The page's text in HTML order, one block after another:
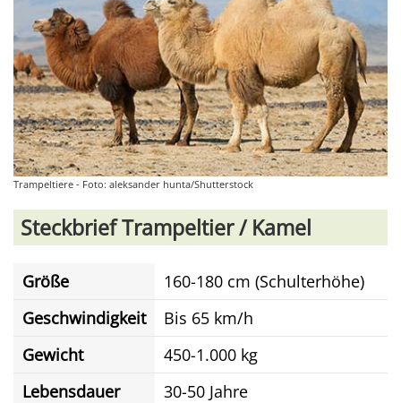
Trampeltiere - Foto: aleksander hunta/Shutterstock
Steckbrief Trampeltier / Kamel
Größe
160-180 cm (Schulterhöhe)
Geschwindigkeit
Bis 65 km/h
Gewicht
450-1.000 kg
Lebensdauer
30-50 Jahre